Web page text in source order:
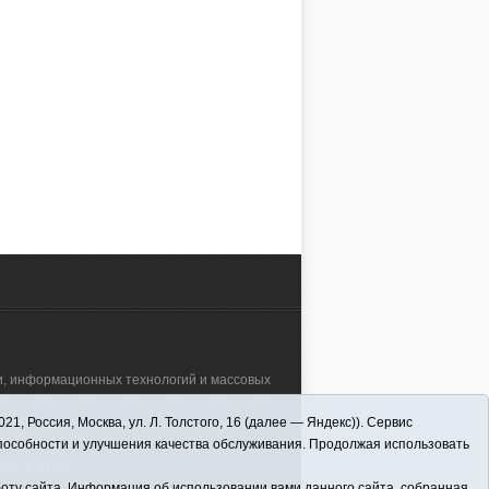
информационных технологий и массовых
(627570, Тюменская обл., Викуловский
Россия, Москва, ул. Л. Толстого, 16 (далее — Яндекс)). Сервис
и улучшения качества обслуживания. Продолжая использовать